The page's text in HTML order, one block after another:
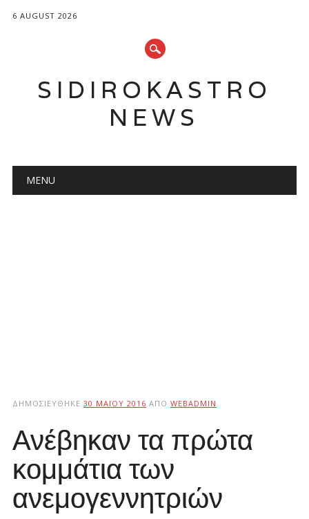
6 AUGUST 2026
SIDIROKASTRO
NEWS
Main menu
MENU
ΔΗΜΟΣΙΕΎΘΗΚΕ 30 ΜΑΪ́ΟΥ 2016 ΑΠΌ WEBADMIN
Ανέβηκαν τα πρώτα
κομμάτια των
ανεμογεννητριών